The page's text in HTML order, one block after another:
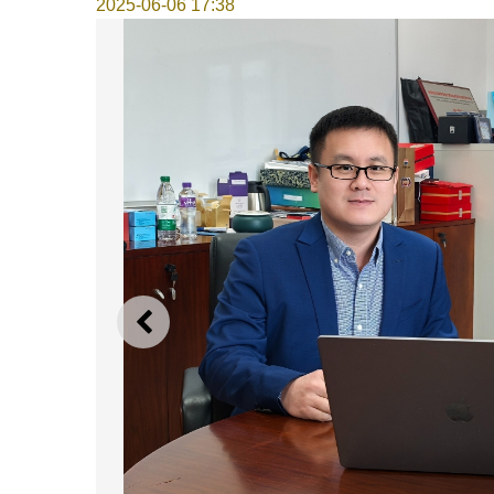
2025-06-06 17:38
上一則